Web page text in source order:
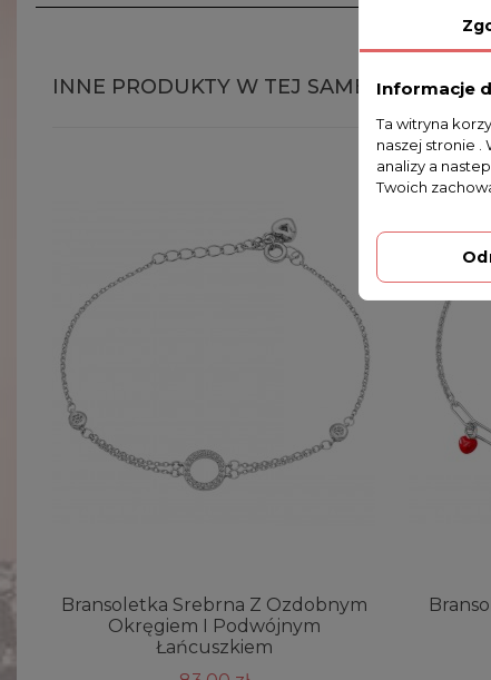
INNE PRODUKTY W TEJ SAMEJ
Bransoletka Srebrna Z Ozdobnym
Okręgiem I Podwójnym
Łańcuszkiem
Informacje
Ta witryna
naszej stronie .
analizy a
Twoich